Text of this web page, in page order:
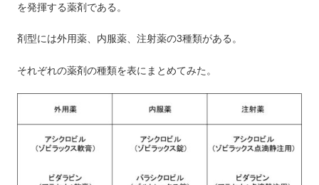
を発揮する薬剤である。
剤型には外用薬、内服薬、注射薬の3種類がある。
それぞれの薬剤の種類を表にまとめてみた。